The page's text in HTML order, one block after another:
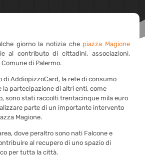
giorno la notizia che piazza Magione
al contributo di cittadini, associazioni,
di Palermo.
di AddiopizzoCard, la rete di consumo
la partecipazione di altri enti, come
sono stati raccolti trentacinque mila euro
parte di un importante intervento
Magione.
dove peraltro sono nati Falcone e
al recupero di uno spazio di
per tutta la città.